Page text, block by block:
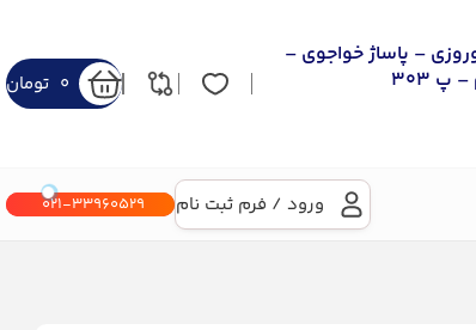
– پاساژ خواجوی –
303
0 تومان
ورود / فرم ثبت نام 021-33960529